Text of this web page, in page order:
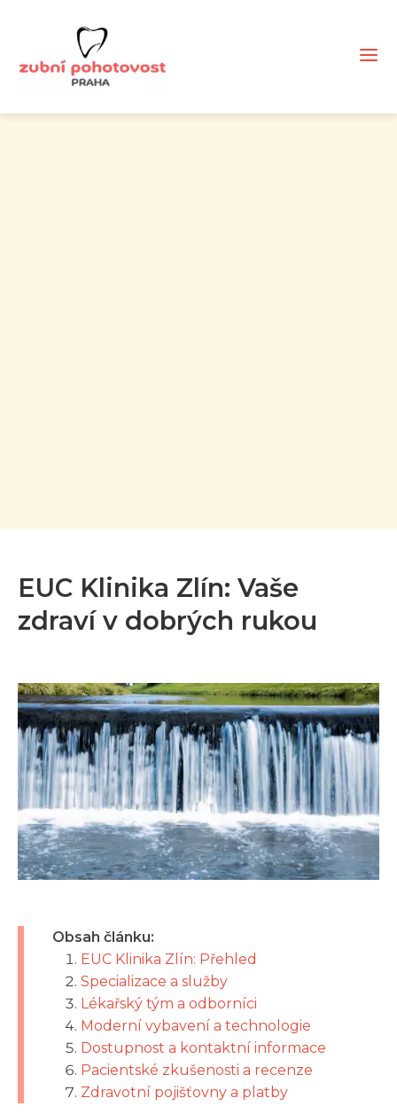
EUC Klinika Zlín: Vaše
zdraví v dobrých rukou
Obsah článku:
EUC Klinika Zlín: Přehled
Specializace a služby
Lékařský tým a odborníci
Moderní vybavení a technologie
Dostupnost a kontaktní informace
Pacientské zkušenosti a recenze
Zdravotní pojišťovny a platby